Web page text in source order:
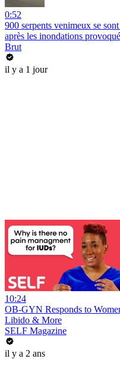
0:52
900 serpents venimeux se
après les inondations
Brut
il y a 1 jour
10:24
OB-GYN Responds to
Libido & More
SELF Magazine
il y a 2 ans